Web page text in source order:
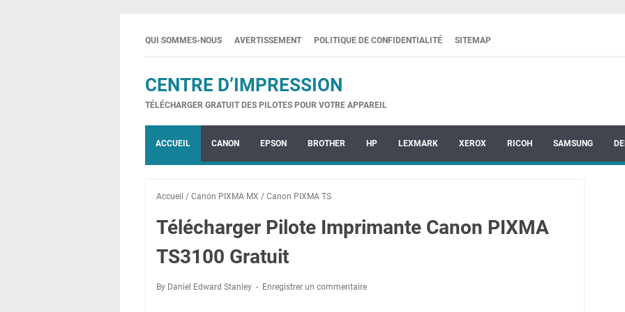
QUI SOMMES-NOUS AVERTISSEMENT POLITIQUE DE CONFIDENTIALITÉ SITEMAP
CENTRE D’IMPRESSION
TÉLÉCHARGER GRATUIT DES PILOTES POUR VOTRE APPAREIL
ACCUEIL CANON EPSON BROTHER HP LEXMARK XEROX RICOH SAMSUNG
Accueil / Canon PIXMA MX / Canon PIXMA TS
Télécharger Pilote Imprimante Canon PIXMA
TS3100 Gratuit
By Daniel Edward Stanley Enregistrer un commentaire